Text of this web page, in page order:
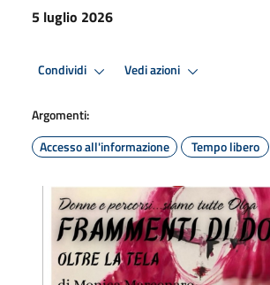
5 luglio 2026
Condividi Vedi azioni
Argomenti:
Accesso all'informazione
Tempo libero